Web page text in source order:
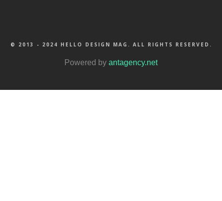
© 2013 - 2024 HELLO DESIGN MAG. ALL RIGHTS RESERVED.
Powered by antagency.net